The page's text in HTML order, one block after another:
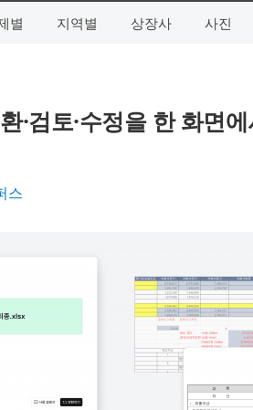
별 지역별 상장사 사진
·검토·수정을 한 화면
스